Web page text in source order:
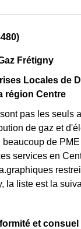
Frétigny
Locales de
région Centre
pas les seuls
de gaz et
beaucoup de
services en
la liste est la
et